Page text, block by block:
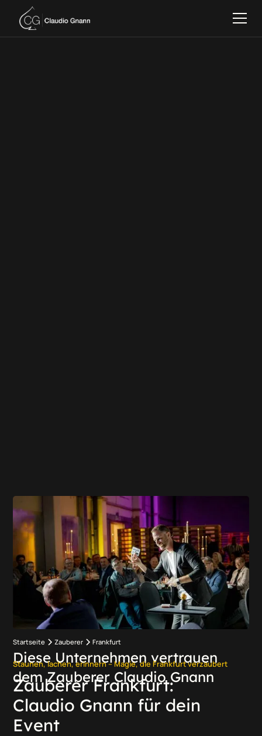
Startseite Zauberer Frankfurt
Staunen, lachen, erinnern – Magie, die Frankfurt verzaubert
Zauberer Frankfurt:
Claudio Gnann für dein
Event
Diese Unternehmen vertrauen
dem Zauberer Claudio Gnann